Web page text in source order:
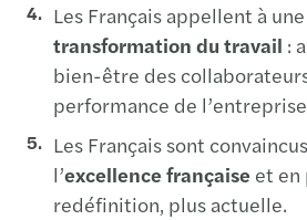
Les Français appellent à
transformation du travail :
bien-être des
performance de
Les Français sont
l’excellence française et en
redéfinition, plus actuelle.